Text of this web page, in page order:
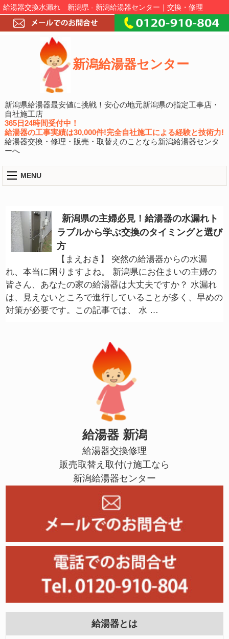
給湯器交換水漏れ 新潟県 - 新潟給湯器センター｜交換・修理
新潟給湯器センター
新潟県給湯器最安値に挑戦！安心の地元新潟県の指定工事店・
自社施工店
365日24時間受付中！
給湯器の工事実績は30,000件!完全自社施工による経験と技術力!
給湯器交換・修理・販売・取替えのことなら新潟給湯器センタ
ーへ
MENU
新潟県の主婦必見！給湯器の水漏れト
ラブルから学ぶ交換のタイミングと選び
方
【まえおき】 突然の給湯器からの水漏
れ、本当に困りますよね。 新潟県にお住まいの主婦の
皆さん、あなたの家の給湯器は大丈夫ですか？ 水漏れ
は、見えないところで進行していることが多く、早めの
対策が必要です。この記事では、 水 …
給湯器 新潟
給湯器交換修理
販売取替え取付け施工なら
新潟給湯器センター
給湯器とは